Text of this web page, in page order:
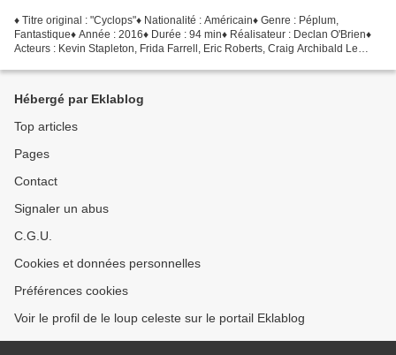
♦ Titre original : "Cyclops"♦ Nationalité : Américain♦ Genre : Péplum,
Fantastique♦ Année : 2016♦ Durée : 94 min♦ Réalisateur : Declan O'Brien♦
Acteurs : Kevin Stapleton, Frida Farrell, Eric Roberts, Craig Archibald Le
Hébergé par Eklablog
Top articles
Pages
Contact
Signaler un abus
C.G.U.
Cookies et données personnelles
Préférences cookies
Voir le profil de le loup celeste sur le portail Eklablog